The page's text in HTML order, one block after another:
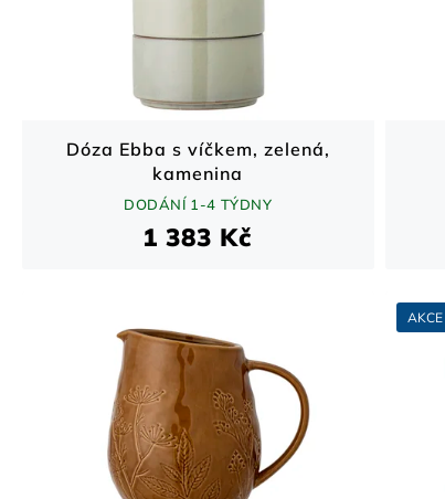
Dóza Ebba s víčkem, zelená,
kamenina
DODÁNÍ 1-4 TÝDNY
1 383 Kč
AKCE